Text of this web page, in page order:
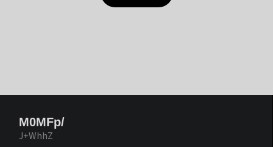
M0MFp/
J+WhhZ